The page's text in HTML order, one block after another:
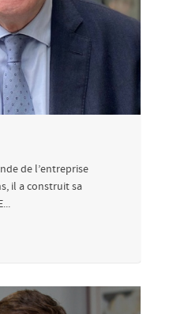
de l’entreprise
il a construit sa